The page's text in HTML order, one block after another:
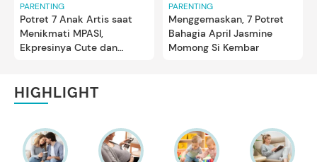
PARENTING
Potret 7 Anak Artis saat
Menikmati MPASI,
Ekpresinya Cute dan
PARENTING
Menggemaskan, 7 Potret
Bahagia April Jasmine
Momong Si Kembar
HIGHLIGHT